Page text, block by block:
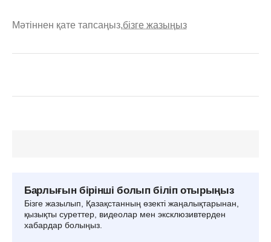
Мәтіннен қате тапсаңыз,бізге жазыңыз
Барлығын бірінші болып біліп отырыңыз
Бізге жазылып, Қазақстанның өзекті жаңалықтарынан,
қызықты суреттер, видеолар мен эксклюзивтерден
хабардар болыңыз.